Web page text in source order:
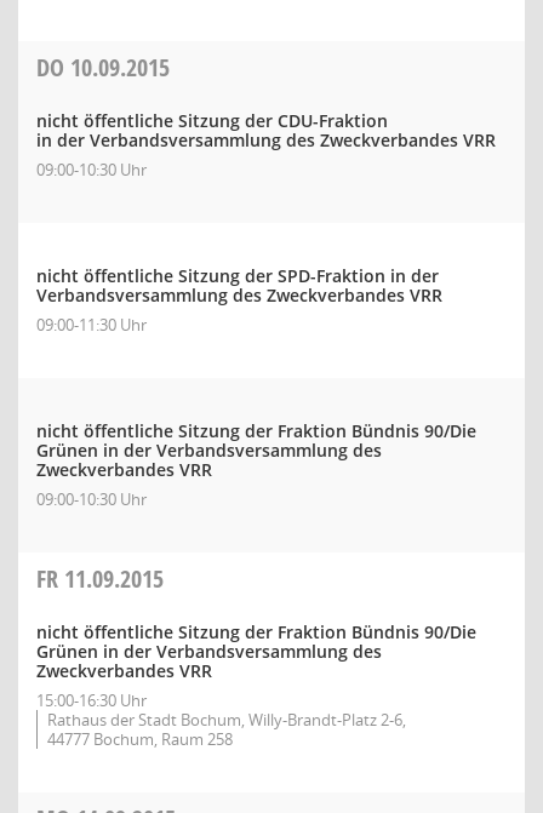
DO 10.09.2015
nicht öffentliche Sitzung der CDU-Fraktion
in der Verbandsversammlung des Zweckverbandes VRR
09:00-10:30 Uhr
nicht öffentliche Sitzung der SPD-Fraktion in der
Verbandsversammlung des Zweckverbandes VRR
09:00-11:30 Uhr
nicht öffentliche Sitzung der Fraktion Bündnis 90/Die
Grünen in der Verbandsversammlung des
Zweckverbandes VRR
09:00-10:30 Uhr
FR 11.09.2015
nicht öffentliche Sitzung der Fraktion Bündnis 90/Die
Grünen in der Verbandsversammlung des
Zweckverbandes VRR
15:00-16:30 Uhr
Rathaus der Stadt Bochum, Willy-Brandt-Platz 2-6,
44777 Bochum, Raum 258